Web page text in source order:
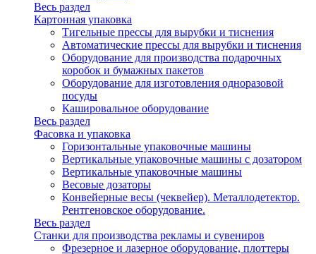
Весь раздел
Картонная упаковка
Тигельные прессы для вырубки и тиснения
Автоматические прессы для вырубки и тиснения
Оборудование для производства подарочных
коробок и бумажных пакетов
Оборудование для изготовления одноразовой
посуды
Кашировальное оборудование
Весь раздел
Фасовка и упаковка
Горизонтальные упаковочные машины
Вертикальные упаковочные машины с дозатором
Вертикальные упаковочные машины
Весовые дозаторы
Конвейерные весы (чеквейер). Металлодетектор.
Рентгеновское оборудование.
Весь раздел
Станки для производства рекламы и сувениров
Фрезерное и лазерное оборудование, плоттеры